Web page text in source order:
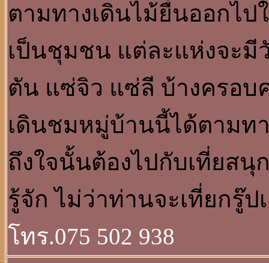
ตามทางเดินไม้ยื่นออกไ
เป็นชุมชน แต่ละแห่งจะมี
ตัน แซ่จิว แซ่ลี บ้างครอบ
เดินชมหมู่บ้านนี้ได้ตามท
ถึงใจนั้นต้องไปกับเที่ยสนุ
รู้จัก ไม่ว่าท่านจะเที่ยกรู๊ป
โทร.075 502 938